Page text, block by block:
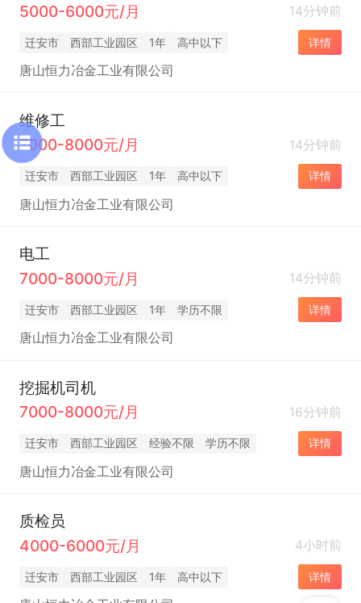
5000-6000元/月
14分钟前
迁安市 西部工业园区 1年 高中以下 详情
唐山恒力冶金工业有限公司
维修工
7000-8000元/月
14分钟前
迁安市 西部工业园区 1年 高中以下 详情
唐山恒力冶金工业有限公司
电工
7000-8000元/月
14分钟前
迁安市 西部工业园区 1年 学历不限 详情
唐山恒力冶金工业有限公司
挖掘机司机
7000-8000元/月
16分钟前
迁安市 西部工业园区 经验不限 学历不限 详情
唐山恒力冶金工业有限公司
质检员
4000-6000元/月
4小时前
迁安市 西部工业园区 1年 高中以下 详情